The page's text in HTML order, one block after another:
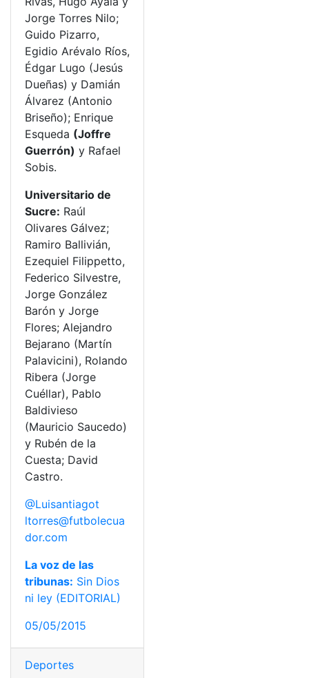
Jorge Torres Nilo;
Guido Pizarro,
Egidio Arévalo Ríos,
Édgar Lugo (Jesús
Dueñas) y Damián
Álvarez (Antonio
Briseño); Enrique
Esqueda (Joffre
Guerrón) y Rafael
Sobis.
Universitario de
Sucre: Raúl
Olivares Gálvez;
Ramiro Ballivián,
Ezequiel Filippetto,
Federico Silvestre,
Jorge González
Barón y Jorge
Flores; Alejandro
Bejarano (Martín
Palavicini), Rolando
Ribera (Jorge
Cuéllar), Pablo
Baldivieso
(Mauricio Saucedo)
y Rubén de la
Cuesta; David
Castro.
@Luisantiagot
ltorres@futbolecua
dor.com
La voz de las
tribunas: Sin Dios
ni ley (EDITORIAL)
05/05/2015
Deportes